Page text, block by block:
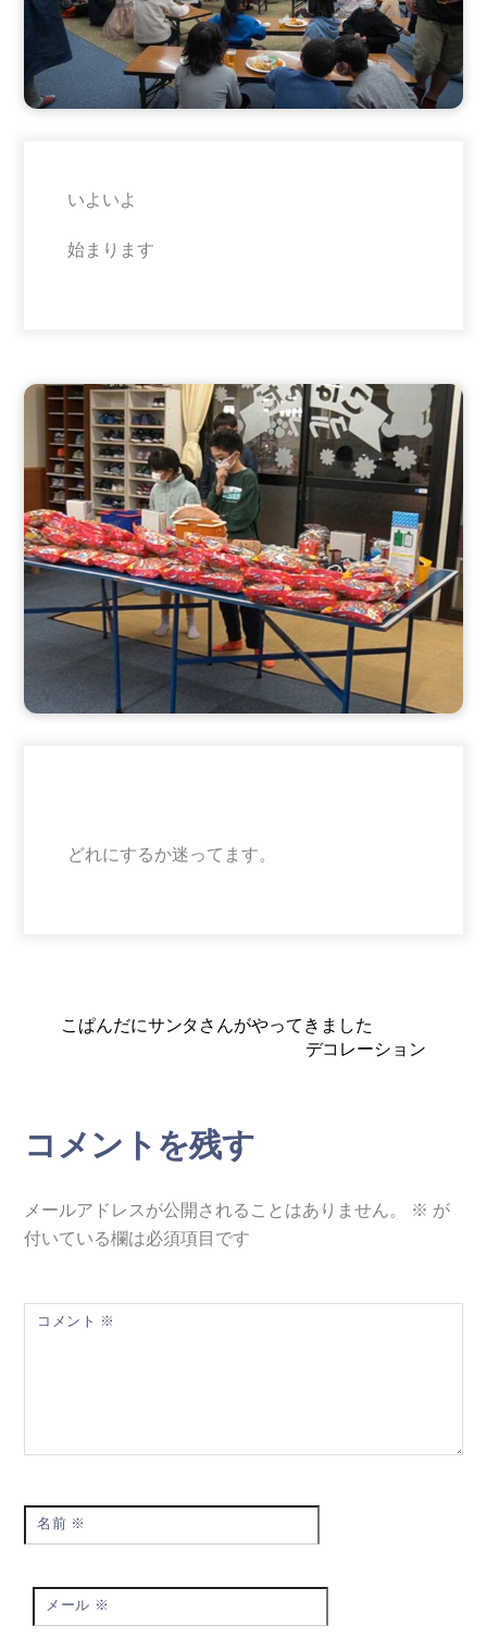
いよいよ
始まります
どれにするか迷ってます。
こぱんだにサンタさんがやってきました
デコレーション
コメントを残す
メールアドレスが公開されることはありません。 ※ が
付いている欄は必須項目です
コメント ※
名前 ※
メール ※